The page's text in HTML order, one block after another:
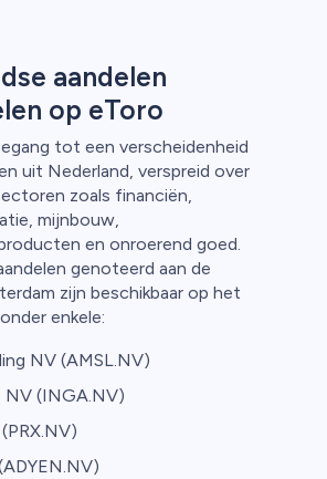
aandelen
op eToro
tot een verscheidenheid
uit Nederland, verspreid over
zoals financiën,
mijnbouw,
en onroerend goed.
genoteerd aan de
zijn beschikbaar op het
enkele:
NV (AMSL.NV)
NV (INGA.NV)